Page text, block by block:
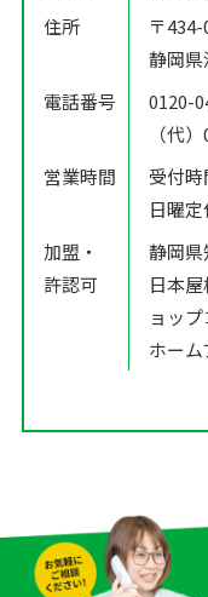
住所
〒
静岡
電話番号
0120-
（代
営業時間
受付
日曜
加盟・
許認可
静岡県
日本
ョップ
ホー